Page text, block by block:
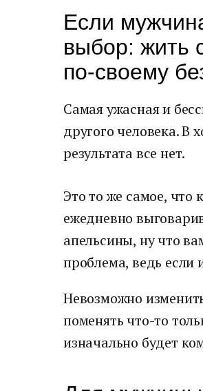
Если
выбор: жить
по-своему
Самая ужасная и
другого человека.
результата все нет.
Это то же самое, что
ежедневно
апельсины, ну что
проблема, ведь если
Невозможно
поменять что-то
изначально будет